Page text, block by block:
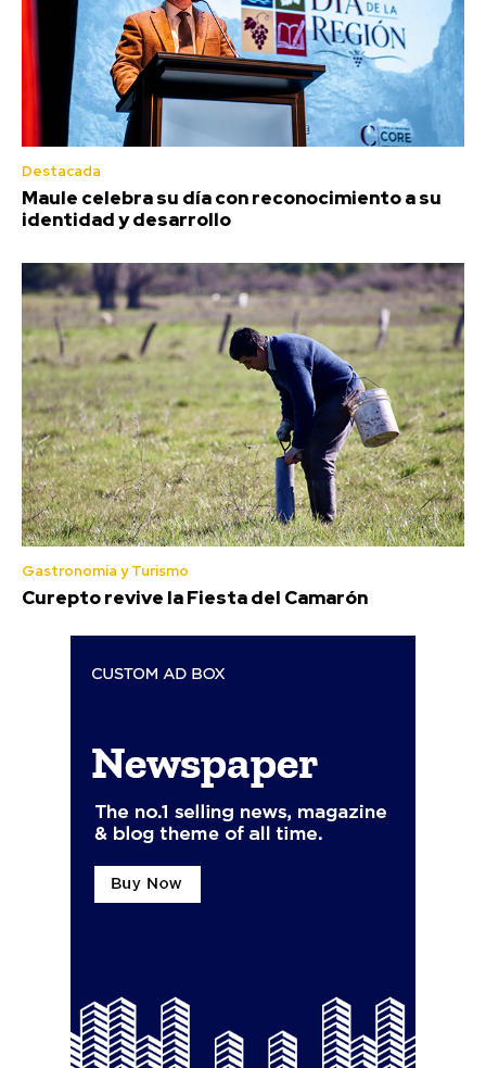
Destacada
Maule celebra su día con reconocimiento a su
identidad y desarrollo
Gastronomía y Turismo
Curepto revive la Fiesta del Camarón